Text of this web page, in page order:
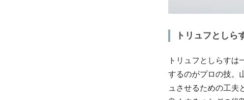
トリュフとしら
トリュフとしらす
するのがプロの技。
ュさせるための工夫